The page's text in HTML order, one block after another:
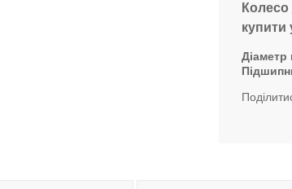
купити
Діаметр